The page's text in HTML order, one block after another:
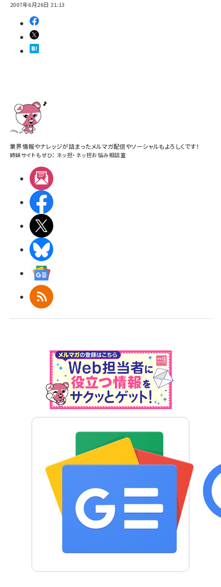
2007年6月26日 21:13
業界情報やナレッジが詰まったメルマガ配信やソーシャルもよろしくです！
姉妹サイトもぜひ： ネッ担・ ネッ担お悩み相談室
RSS